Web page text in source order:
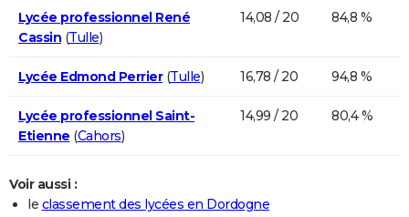
Lycée professionnel René
Cassin (Tulle)
14,08 / 20 84,8 %
Lycée Edmond Perrier(Tulle) 16,78 / 20 94,8 %
Lycée professionnel Saint-
Etienne (Cahors)
14,99 / 20 80,4 %
Voir aussi :
le classement des lycées en Dordogne